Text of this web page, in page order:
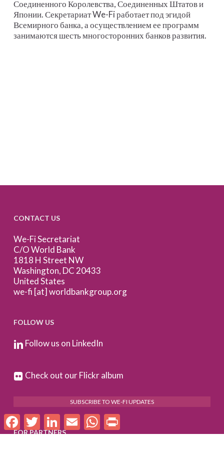
Соединенного Королевства, Соединенных Штатов и
Японии. Секретариат We-Fi работает под эгидой
Всемирного банка, а осуществлением ее программ
занимаются шесть многосторонних банков развития.
CONTACT US
We-Fi Secretariat
C/O World Bank
1818 H Street NW
Washington, DC 20433
United States
we-fi [at] worldbankgroup.org
FOLLOW US
Follow us on LinkedIn
Check out our Flickr album
SUBSCRIBE TO WE-FI UPDATES
FOR PARTNERS
FacebookTwitterLinkedInEmail WhatsApp